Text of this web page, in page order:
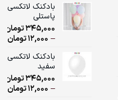
بادکنک لاتکسی
پاستلی
345,000تومان
–
12,000تومان
بادکنک لاتکسی
سفید
345,000تومان
–
12,000تومان